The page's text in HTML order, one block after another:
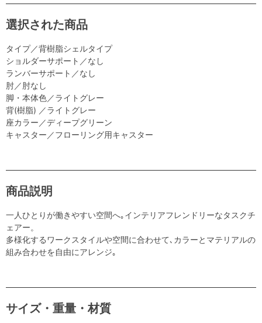
選択された商品
タイプ／背樹脂シェルタイプ
ショルダーサポート／なし
ランバーサポート／なし
肘／肘なし
脚・本体色／ライトグレー
背(樹脂) ／ライトグレー
座カラー／ディープグリーン
キャスター／フローリング用キャスター
商品説明
一人ひとりが働きやすい空間へ｡インテリアフレンドリーなタスクチ
ェアー。
多様化するワークスタイルや空間に合わせて､カラーとマテリアルの
組み合わせを自由にアレンジ｡
サイズ・重量・材質